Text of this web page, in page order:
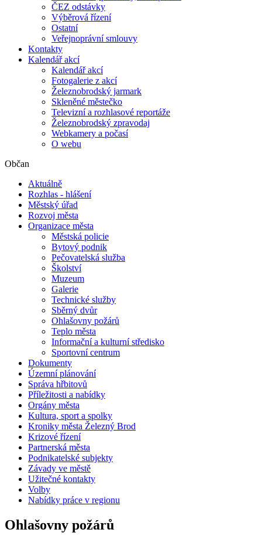
ČEZ odstávky
Výběrová řízení
Ostatní
Veřejnoprávní smlouvy
Kontakty
Kalendář akcí
Kalendář akcí
Fotogalerie z akcí
Železnobrodský jarmark
Skleněné městečko
Televizní a rozhlasové reportáže
Železnobrodský zpravodaj
Webkamery a počasí
O webu
Občan
Aktuálně
Rozhlas - hlášení
Městský úřad
Rozvoj města
Organizace města
Městská policie
Bytový podnik
Pečovatelská služba
Školství
Muzeum
Galerie
Technické služby
Sběrný dvůr
Ohlašovny požárů
Teplo města
Informační a kulturní středisko
Sportovní centrum
Dokumenty
Územní plánování
Správa hřbitovů
Příležitosti a nabídky
Orgány města
Kultura, sport a spolky
Kroniky města Železný Brod
Krizové řízení
Partnerská města
Podnikatelské subjekty
Závady ve městě
Užitečné kontakty
Volby
Nabídky práce v regionu
Ohlašovny požárů